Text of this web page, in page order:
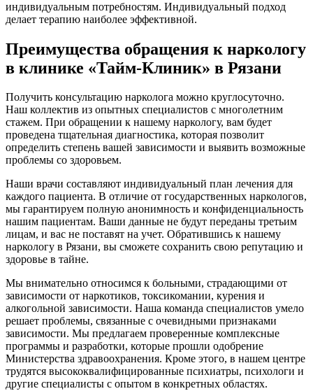
индивидуальным потребностям. Индивидуальный подход
делает терапию наиболее эффективной.
Преимущества обращения к наркологу
в клинике «Тайм-Клиник» в Рязани
Получить консультацию нарколога можно круглосуточно.
Наш коллектив из опытных специалистов с многолетним
стажем. При обращении к нашему наркологу, вам будет
проведена тщательная диагностика, которая позволит
определить степень вашей зависимости и выявить возможные
проблемы со здоровьем.
Наши врачи составляют индивидуальный план лечения для
каждого пациента. В отличие от государственных наркологов,
мы гарантируем полную анонимность и конфиденциальность
нашим пациентам. Ваши данные не будут переданы третьим
лицам, и вас не поставят на учет. Обратившись к нашему
наркологу в Рязани, вы сможете сохранить свою репутацию и
здоровье в тайне.
Мы внимательно относимся к больными, страдающими от
зависимости от наркотиков, токсикомании, курения и
алкогольной зависимости. Наша команда специалистов умело
решает проблемы, связанные с очевидными признаками
зависимости. Мы предлагаем проверенные комплексные
программы и разработки, которые прошли одобрение
Министерства здравоохранения. Кроме этого, в нашем центре
трудятся высококвалифицированные психиатры, психологи и
другие специалисты с опытом в конкретных областях.